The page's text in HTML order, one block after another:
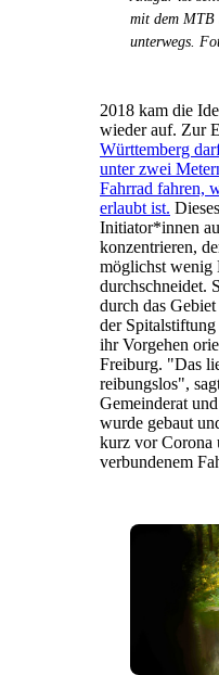
mit dem MTB
unterwegs.
2018 kam die
wieder auf. Zur
Württemberg
unter zwei
Fahrrad fahren,
erlaubt ist.
Initiator*innen
konzentrieren,
möglichst wenig
durchschneidet.
durch das
der
ihr Vorgehen
Freiburg. "Das
reibungslos",
Gemeinderat
wurde gebaut
kurz vor Corona
verbundenem